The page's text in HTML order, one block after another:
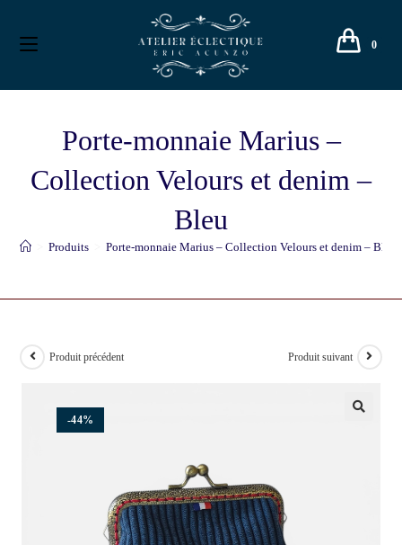
0
Porte-monnaie Marius –
Collection Velours et denim –
Bleu
Produits Porte-monnaie Marius – Collection Velours et denim – Bleu
-44%
Produit précédent Produit suivant